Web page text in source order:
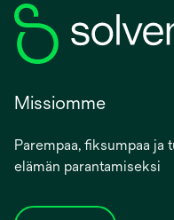
Missiomme
Parempaa, fiksumpaa
elämän parantamiseksi